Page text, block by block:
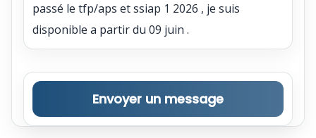
passé le tfp/aps et ssiap 1 2026 , je suis
disponible a partir du 09 juin .
Envoyer un message